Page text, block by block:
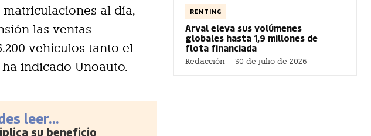
matriculaciones al día,
las ventas
vehículos tanto el
ha indicado Unoauto.
leer...
su beneficio
RENTING
Arval eleva sus volúmenes
globales hasta 1,9 millones de
flota financiada
Redacción - 30 de julio de 2026